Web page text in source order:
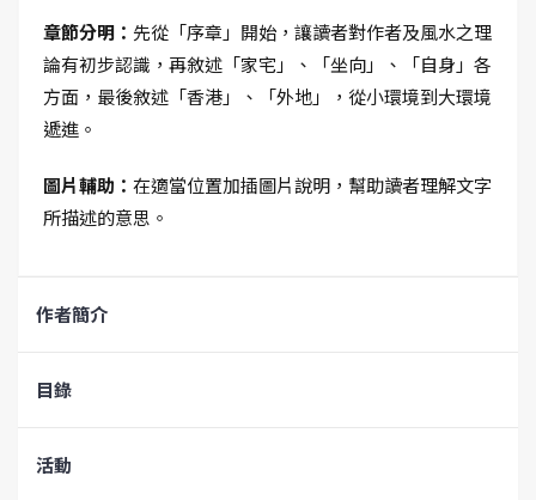
章節分明： 先從「序章」開始，讓讀者對作者及風水之理
論有初步認識，再敘述「家宅」、「坐向」、「自身」各
方面，最後敘述「香港」、「外地」，從小環境到大環境
遞進。
圖片輔助： 在適當位置加插圖片說明，幫助讀者理解文字
所描述的意思。
作者簡介
目錄
活動